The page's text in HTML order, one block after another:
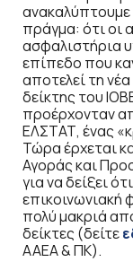
πράγμα: ότι οι
ασφαλιστήρια
επίπεδο που
αποτελεί τη
δείκτης του
προέρχονταν
ΕΛΣΤΑΤ, ένας
Τώρα έρχεται
Αγοράς και
για να δείξει
επικοινωνιακή
πολύ μακριά
δείκτες (δείτε
ΑΑΕΑ & ΠΚ).